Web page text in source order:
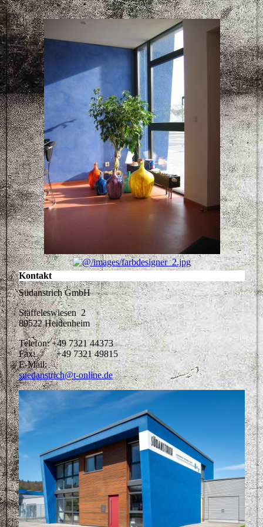
Kontakt
Südanstrich GmbH
Stäffeleswiesen 2
89522 Heidenheim
Telefon: +49 7321 44373
Fax: +49 7321 49815
E-Mail:
suedanstrich@t-online.de